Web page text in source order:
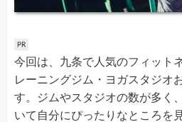
今回は、九条で人気のフィット
レーニングジム・ヨガスタジオ
す。ジムやスタジオの数が多く
いて自分にぴったりなところを